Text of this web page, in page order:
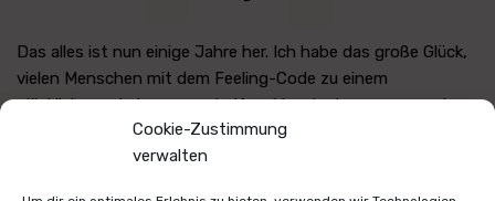
Cookie-Zustimmung
verwalten
Das alles ist nun einige Jahre her. Ich habe das große Glück,
vielen Menschen mit dem Feeling-Code zu einem
glücklicheren Leben zu verhelfen. Manche kommen nur ein
einziges Mal, viele immer wieder. Einigen helfe ich in Bezug
auf ganz konkrete Fragestellungen, andere wünschen sich